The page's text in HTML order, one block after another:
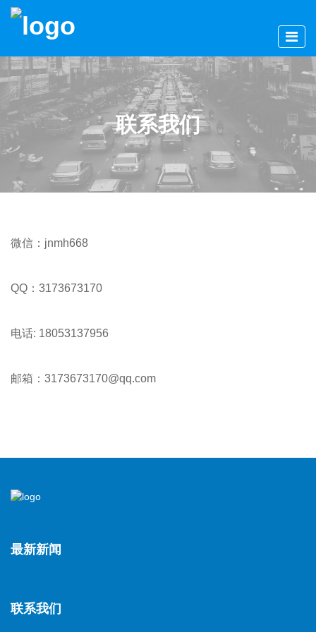
联系我们
微信：jnmh668
QQ：3173673170
电话: 18053137956
邮箱：3173673170@qq.com
最新新闻
联系我们